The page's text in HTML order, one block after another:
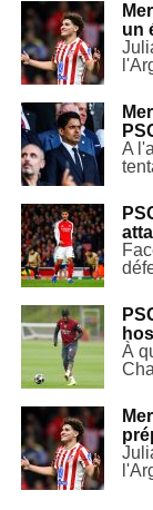
un
A
À